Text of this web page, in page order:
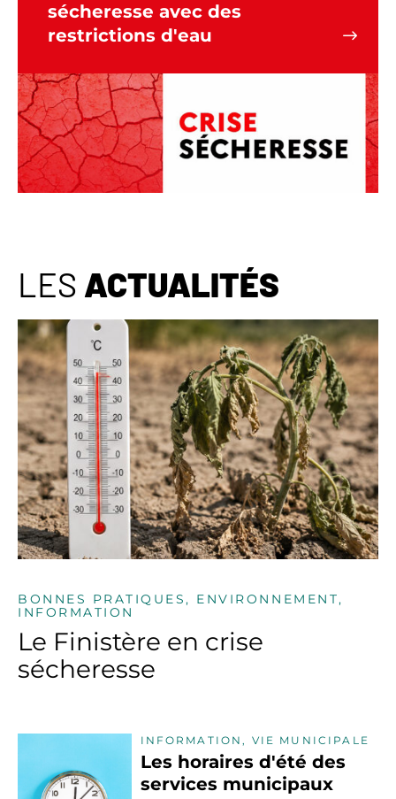
sécheresse avec des
restrictions d'eau
LES ACTUALITÉS
BONNES PRATIQUES, ENVIRONNEMENT,
INFORMATION
Le Finistère en crise
sécheresse
INFORMATION, VIE MUNICIPALE
Les horaires d'été des
services municipaux